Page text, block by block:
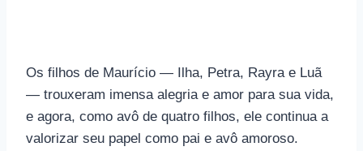
Os filhos de Maurício — Ilha, Petra, Rayra e Luã
— trouxeram imensa alegria e amor para sua vida,
e agora, como avô de quatro filhos, ele continua a
valorizar seu papel como pai e avô amoroso.